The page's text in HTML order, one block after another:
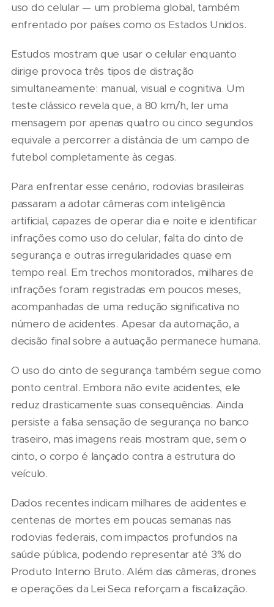
uso do celular — um problema global, também
enfrentado por países como os Estados Unidos.
Estudos mostram que usar o celular enquanto
dirige provoca três tipos de distração
simultaneamente: manual, visual e cognitiva. Um
teste clássico revela que, a 80 km/h, ler uma
mensagem por apenas quatro ou cinco segundos
equivale a percorrer a distância de um campo de
futebol completamente às cegas.
Para enfrentar esse cenário, rodovias brasileiras
passaram a adotar câmeras com inteligência
artificial, capazes de operar dia e noite e identificar
infrações como uso do celular, falta do cinto de
segurança e outras irregularidades quase em
tempo real. Em trechos monitorados, milhares de
infrações foram registradas em poucos meses,
acompanhadas de uma redução significativa no
número de acidentes. Apesar da automação, a
decisão final sobre a autuação permanece humana.
O uso do cinto de segurança também segue como
ponto central. Embora não evite acidentes, ele
reduz drasticamente suas consequências. Ainda
persiste a falsa sensação de segurança no banco
traseiro, mas imagens reais mostram que, sem o
cinto, o corpo é lançado contra a estrutura do
veículo.
Dados recentes indicam milhares de acidentes e
centenas de mortes em poucas semanas nas
rodovias federais, com impactos profundos na
saúde pública, podendo representar até 3% do
Produto Interno Bruto. Além das câmeras, drones
e operações da Lei Seca reforçam a fiscalização.